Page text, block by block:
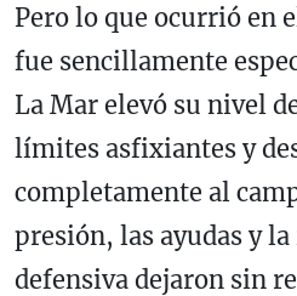
Pero lo que ocurrió en
fue sencillamente
La Mar elevó su nivel
límites asfixiantes y
completamente al
presión, las ayudas y
defensiva dejaron sin